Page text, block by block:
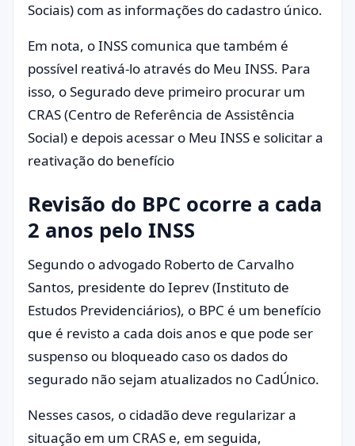
Sociais) com as informações do cadastro único.
Em nota, o INSS comunica que também é
possível reativá-lo através do Meu INSS. Para
isso, o Segurado deve primeiro procurar um
CRAS (Centro de Referência de Assistência
Social) e depois acessar o Meu INSS e solicitar a
reativação do benefício
Revisão do BPC ocorre a cada
2 anos pelo INSS
Segundo o advogado Roberto de Carvalho
Santos, presidente do Ieprev (Instituto de
Estudos Previdenciários), o BPC é um benefício
que é revisto a cada dois anos e que pode ser
suspenso ou bloqueado caso os dados do
segurado não sejam atualizados no CadÚnico.
Nesses casos, o cidadão deve regularizar a
situação em um CRAS e, em seguida,